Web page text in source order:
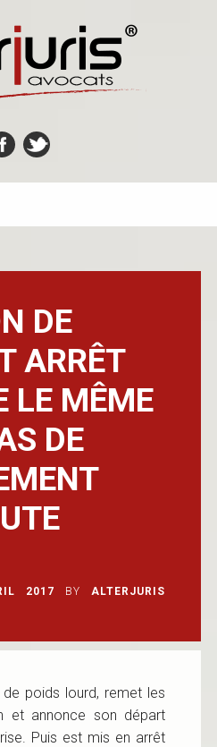
DE
ARRÊT
LE MÊME
DE
2017 BY
ALTERJURIS
de poids lourd, remet les
et annonce son départ
Puis est mis en arrêt